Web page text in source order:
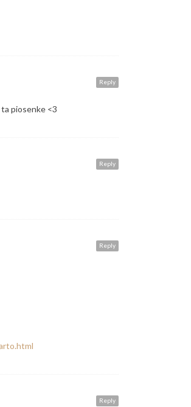
Reply
piosenke <3
Reply
Reply
Reply